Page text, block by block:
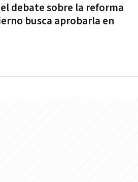
debate sobre la reforma
busca aprobarla en